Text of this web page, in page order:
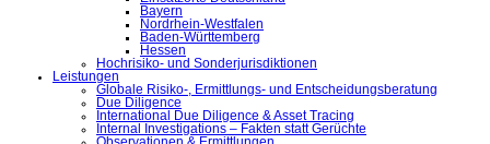
Bayern
Nordrhein-Westfalen
Baden-Württemberg
Hessen
Hochrisiko- und Sonderjurisdiktionen
Leistungen
Globale Risiko-, Ermittlungs- und Entscheidungsberatung
Due Diligence
International Due Diligence & Asset Tracing
Internal Investigations – Fakten statt Gerüchte
Observationen & Ermittlungen